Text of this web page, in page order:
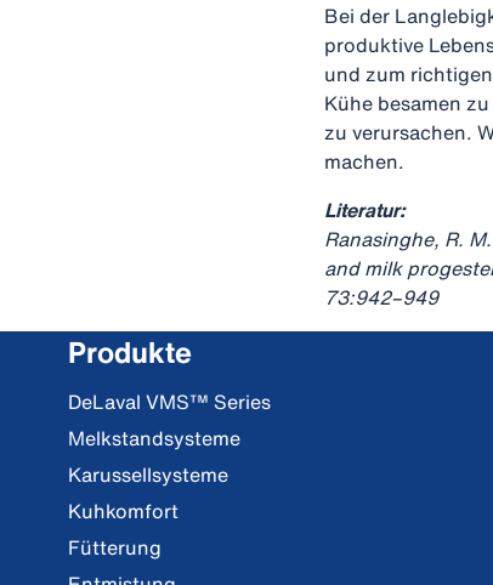
Bei der
produktive
und zum
Kühe besamen
zu verursachen.
machen.
Literatur:
Ranasinghe, R.
and milk
73:942–949
Produkte
DeLaval VMS™ Series
Melkstandsysteme
Karussellsysteme
Kuhkomfort
Fütterung